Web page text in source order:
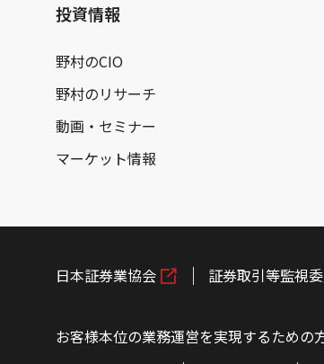
投資情報
野村のCIO
野村のリサーチ
動画・セミナー
マーケット情報
日本証券業協会 証券取引等監視
お客様本位の業務運営を実現するための